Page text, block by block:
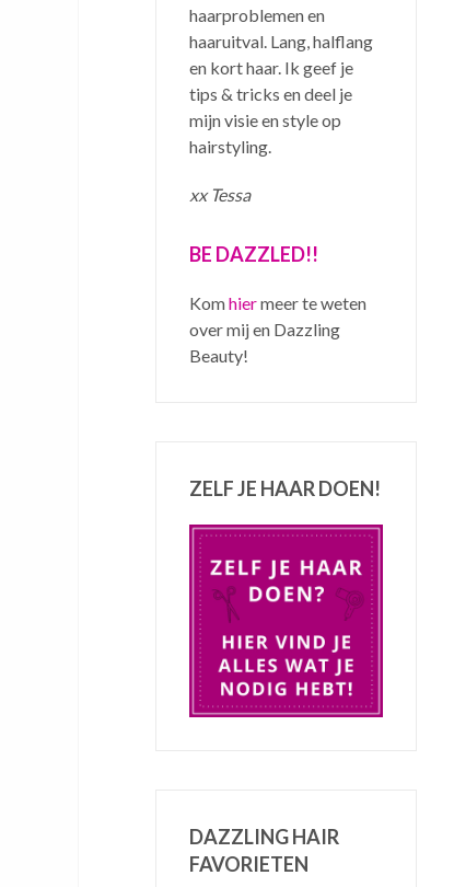
haarproblemen en
haaruitval. Lang, halflang
en kort haar. Ik geef je
tips & tricks en deel je
mijn visie en style op
hairstyling.
xx Tessa
BE DAZZLED!!
Komhiermeer te weten
over mij en Dazzling
Beauty!
ZELF JE HAAR DOEN!
DAZZLING HAIR
FAVORIETEN